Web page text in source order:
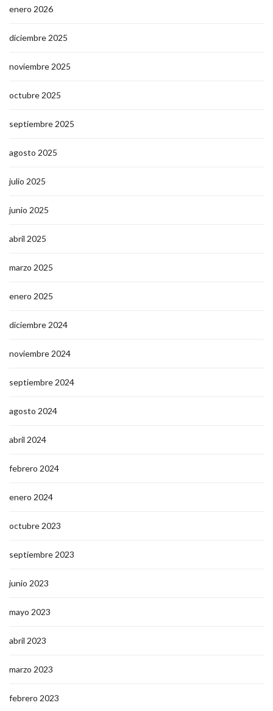
enero 2026
diciembre 2025
noviembre 2025
octubre 2025
septiembre 2025
agosto 2025
julio 2025
junio 2025
abril 2025
marzo 2025
enero 2025
diciembre 2024
noviembre 2024
septiembre 2024
agosto 2024
abril 2024
febrero 2024
enero 2024
octubre 2023
septiembre 2023
junio 2023
mayo 2023
abril 2023
marzo 2023
febrero 2023